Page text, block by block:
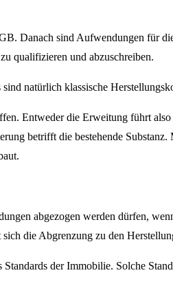
Danach sind Aufwendungen für
qualifizieren und abzuschreiben.
natürlich klassische
Entweder die Erweitung führt
betrifft die bestehende
abgezogen werden dürfen,
die Abgrenzung zu den
der Immobilie. Solche